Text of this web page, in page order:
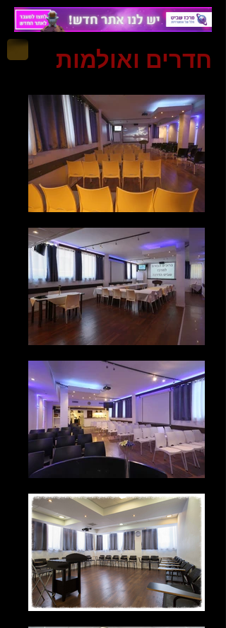
חדרים ואולמות